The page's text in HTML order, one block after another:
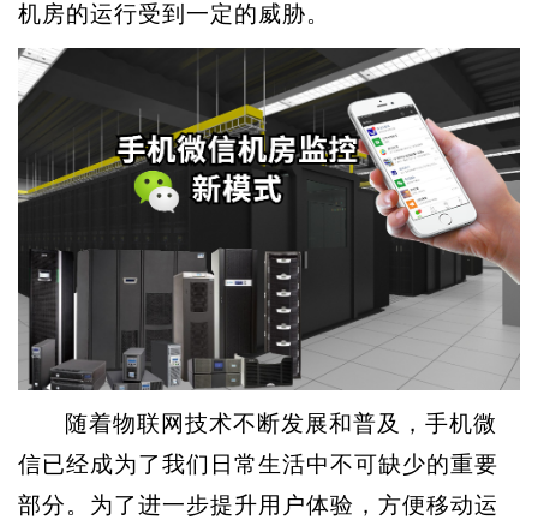
机房的运行受到一定的威胁。
随着物联网技术不断发展和普及，手机微
信已经成为了我们日常生活中不可缺少的重要
部分。为了进一步提升用户体验，方便移动运